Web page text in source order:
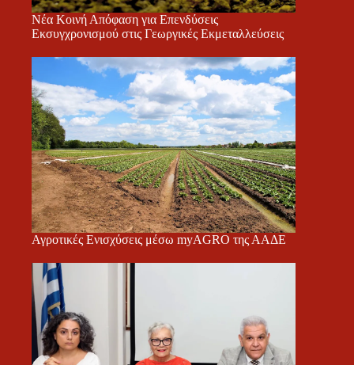
Νέα Κοινή Απόφαση για Επενδύσεις
Εκσυγχρονισμού στις Γεωργικές Εκμεταλλεύσεις
Αγροτικές Ενισχύσεις μέσω myAGRO της ΑΑΔΕ